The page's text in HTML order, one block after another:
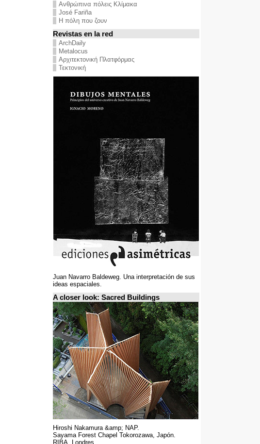
Ανθρώπινα πόλεις Κλίμακα
José Fariña
Η πόλη που ζουν
Revistas en la red
ArchDaily
Metalocus
Αρχιτεκτονική Πλατφόρμας
Τεκτονική
Juan Navarro Baldeweg. Una interpretación de sus
ideas espaciales.
A closer look: Sacred Buildings
Hiroshi Nakamura &amp; NAP.
Sayama Forest Chapel Tokorozawa, Japón.
RIBA, Londres.